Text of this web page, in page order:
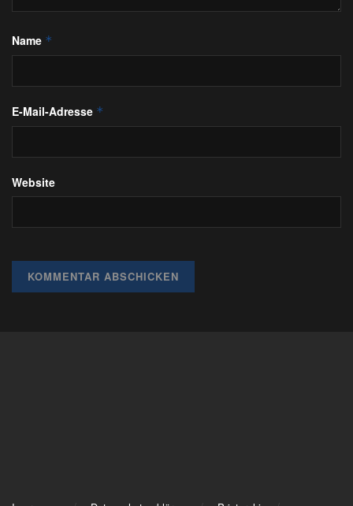
Name *
E-Mail-Adresse *
Website